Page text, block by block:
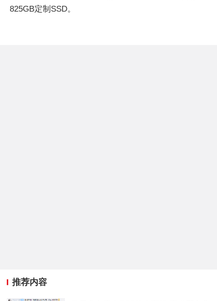
825GB定制SSD。
推荐内容